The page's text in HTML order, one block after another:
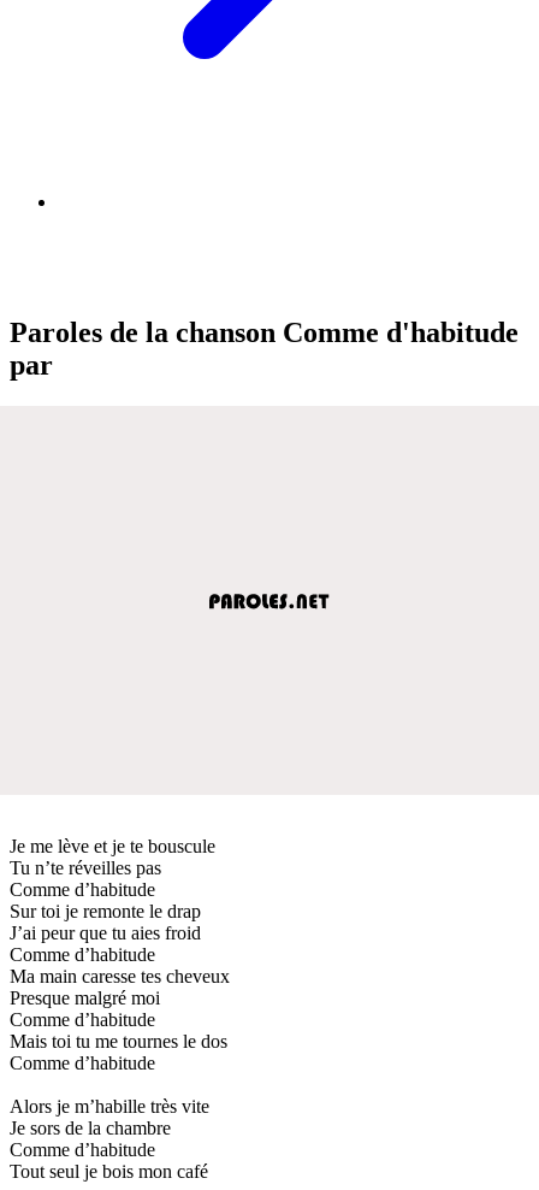
Paroles de la chanson Comme d'habitude
par
Je me lève et je te bouscule
Tu n’te réveilles pas
Comme d’habitude
Sur toi je remonte le drap
J’ai peur que tu aies froid
Comme d’habitude
Ma main caresse tes cheveux
Presque malgré moi
Comme d’habitude
Mais toi tu me tournes le dos
Comme d’habitude
Alors je m’habille très vite
Je sors de la chambre
Comme d’habitude
Tout seul je bois mon café